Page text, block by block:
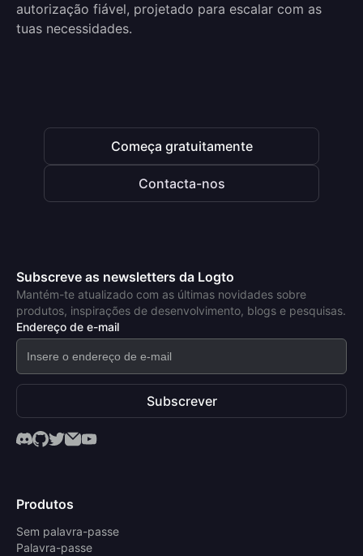
autorização fiável, projetado para escalar com as
tuas necessidades.
Começa gratuitamente
Contacta-nos
Subscreve as newsletters da Logto
Mantém-te atualizado com as últimas novidades sobre
produtos, inspirações de desenvolvimento, blogs e pesquisas.
Endereço de e-mail
Subscrever
Produtos
Sem palavra-passe
Palavra-passe